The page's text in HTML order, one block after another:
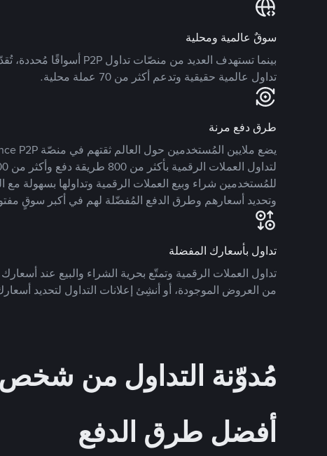
سوقٌ عالمية ومحلية
تداول عالمية حقيقية وتدعم أكثر من 70 عملة محلية.
طرق دفع مرنة
للمُستخدمين شراء وبيع العملات الرقمية وتداولها بسهولة مع
وتحديد أسعارهم وطرق الدفع المُفضّلة لهم في أكبر سوقٍ
تداول بأسعارك المفضلة
تداول العملات الرقمية وتمتّع بحرية الشراء والبيع عند
من العروض الموجودة، أو أنشِئ إعلانات التداول لتحديد
مُدوّنة التداول من
أفضل طرق الدفع